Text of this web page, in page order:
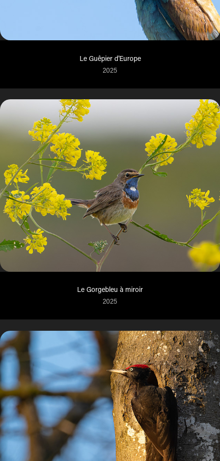
Le Guêpier d'Europe
2025
Le Gorgebleu à miroir
2025